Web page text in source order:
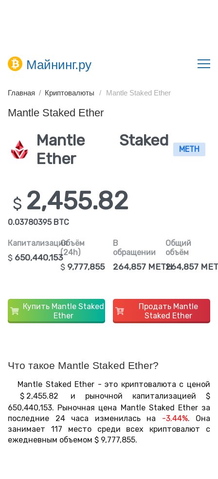
Майнинг.ру
Главная Криптовалюты Mantle Staked Ether
Mantle Staked Ether
Mantle Staked
Ether
METH
$ 2,455.82
0.03780395 BTC
Капитализация
$ 650,440,153
Объём
(24h)
$ 9,777,855
В
обращении
264,857 METH
Общий
объём
264,857
Купить Mantle Staked
Ether
Продать Mantle
Staked Ether
Что такое Mantle Staked Ether?
Mantle Staked Ether - это криптовалюта с ценой
$ 2,455.82 и рыночной капитализацией $
650,440,153. Рыночная цена Mantle Staked Ether за
последние 24 часа изменилась на -3.44%. Она
занимает 117 место среди всех криптовалют с
ежедневным объемом $ 9,777,855.